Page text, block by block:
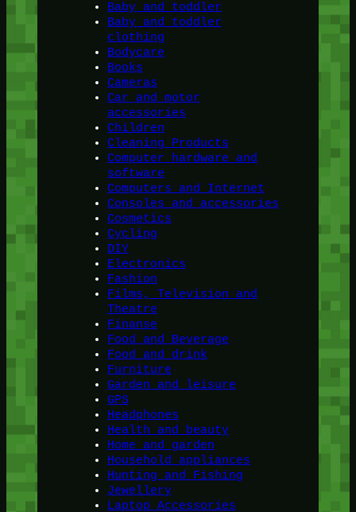
Baby and toddler
Baby and toddler
clothing
Bodycare
Books
Cameras
Car and motor
accessories
Children
Cleaning Products
Computer hardware and
software
Computers and Internet
Consoles and accessories
Cosmetics
Cycling
DIY
Electronics
Fashion
Films, Television and
Theatre
Finanse
Food and Beverage
Food and drink
Furniture
Garden and leisure
GPS
Headphones
Health and beauty
Home and garden
Household appliances
Hunting and Fishing
Jewellery
Laptop Accessories